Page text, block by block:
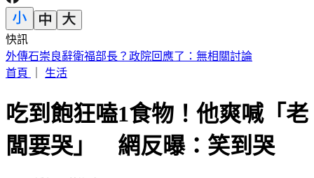
快訊
處置股新制上路！台股6檔10日「關禁閉」 均2分鐘撮合、
8/14出關
吃到飽狂嗑1食物！他爽喊「老
闆要哭」 網反曝：笑到哭